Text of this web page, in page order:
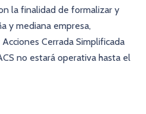
la finalidad de formalizar y
y mediana empresa,
Cerrada Simplificada
no estará operativa hasta el